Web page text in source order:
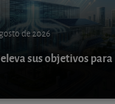
de 2026
sus objetivos para